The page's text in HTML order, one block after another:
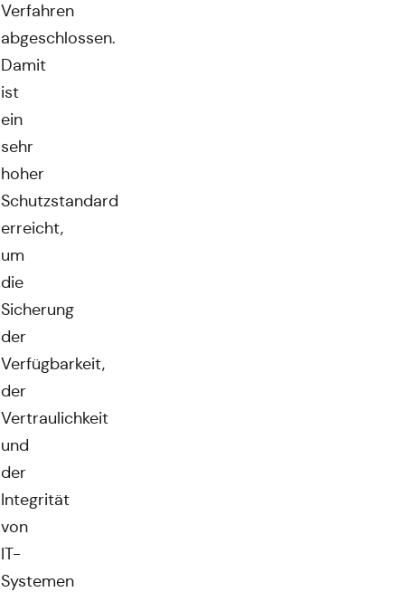
Verfahren
abgeschlossen.
Damit
ist
ein
sehr
hoher
Schutzstandard
erreicht,
um
die
Sicherung
der
Verfügbarkeit,
der
Vertraulichkeit
und
der
Integrität
von
IT-
Systemen